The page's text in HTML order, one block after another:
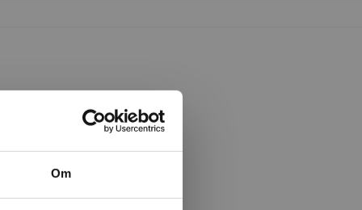
Om
vid Centrum för
ungdomsprodukter. För
med särskilt intresse